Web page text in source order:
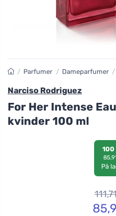
/ Parfumer / Dameparfumer /
Narciso Rodriguez
For Her Intense
kvinder 100 ml
100
På